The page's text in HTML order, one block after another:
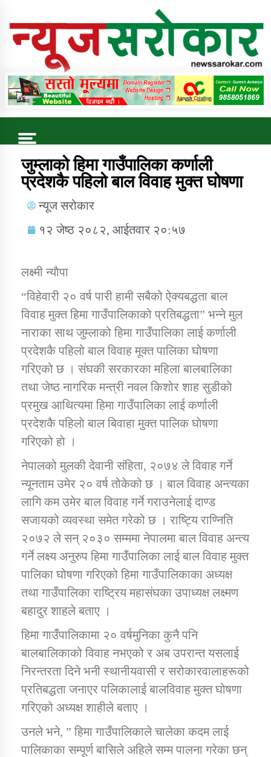
Online News Portal
Trending Now
कुषि बिकास कार्यालय जुम्ला सुचना सन्देश
डिभिजन कार्यालय जुम्लाको सुचना सन्देश
कर्णाली प्रविधि शिक्षालय जुम्लाको सुचना
कार्यक्रम कार्यान्वयन एकाई जुम्लाको सुचना
कर्णाली प्राविधि शिक्षालय जुम्लाको सुचना
जुम्लाको हिमा गाउँपालिका कर्णाली
प्रदेशकै पहिलो बाल विवाह मुक्त घोषणा
न्यूज सरोकार
१२ जेष्ठ २०८२, आईतवार २०:५७
लक्ष्मी न्याैपा
“विहेवारी २० वर्ष पारी हामी सबैको ऐक्यबद्धता बाल
विवाह मुक्त हिमा गाउँपालिकाको प्रतिबद्धता” भन्‍ने मुल
नाराका साथ जुम्लाको हिमा गाउँपालिका लाई कर्णाली
प्रदेशकै पहिलो बाल विवाह मूक्त पालिका घोषणा
गरिएको छ । संघकी सरकारका महिला बालबालिका
तथा जेष्ठ नागरिक मन्त्री नवल किशोर शाह सुडीकाे
प्रमुख आथित्यमा हिमा गाउँपालिका लाई कर्णाली
प्रदेशकै पहिलाे बाल बिवाहा मुक्त पालिक घाेषणा
गरिएको हाे ।
नेपालको मुलकी देवानी संहिता, २०७४ ले विवाह गर्ने
न्यूनताम उमेर २० वर्ष तोकेको छ । बाल विवाह अन्त्यका
लागि कम उमेर बाल विवाह गर्ने गराउनेलाई दाण्ड
सजायको व्यवस्था समेत गरेको छ । राष्ट्यि राण्निति
२०७२ ले सन् २०३० सम्ममा नेपालमा बाल विवाह अन्त्य
गर्ने लक्ष्य अनुरुप हिमा गाउँपालिका लाई बाल विवाह मुक्त
पालिका घोषणा गरिएको हिमा गाउँपालिकाका अध्यक्ष
तथा गाउँपालिका राष्ट्रिय महासंघका उपाध्यक्ष लक्ष्मण
बहादुर शाहले बताए ।
हिमा गाउँपालिकामा २० वर्षमुनिका कुनै पनि
बालबालिकाको विवाह नभएको र अब उपरान्त यसलाई
निरन्तरता दिने भनी स्थानीयवासी र सरोकारवालाहरूको
प्रतिबद्धता जनाएर पलिकालाई बालविवाह मुक्त घोषणा
गरिएको अध्यक्ष शाहीले बताए ।
उनले भने, ” हिमा गाउँपालिकाले चालेका कदम लाई
पालिकाका सम्पूर्ण बासिले अहिले सम्म पालना गरेका छन्